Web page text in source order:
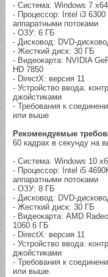
- Система: Windows 7 x64
- Процессор: Intel i3
аппаратными потоками
- ОЗУ: 6 ГБ
- Дисковод: DVD-
- Жесткий диск: 30 ГБ
- Видеокарта: NVIDIA
HD 7850
- DirectX: версия 11
- Устройство ввода:
джойстиками
- Требования к
или выше
Рекомендуемые
60 кадрах в секунду на
- Система: Windows 10
- Процессор: Intel i5
аппаратными потоками
- ОЗУ: 8 ГБ
- Дисковод: DVD-
- Жесткий диск: 30 ГБ
- Видеокарта: AMD
1060 6 ГБ
- DirectX: версия 11
- Устройство ввода:
джойстиками
- Требования к
или выше.